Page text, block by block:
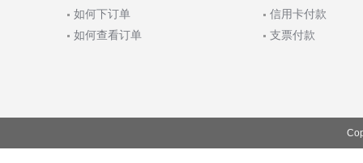
如何下订单
如何查看订单
信用卡付款
支票付款